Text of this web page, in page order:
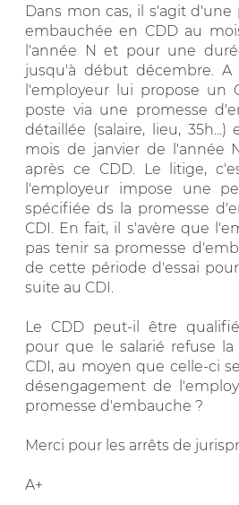
Dans mon cas, il s'agit
embauchée en CDD au
l'année N et pour une
jusqu'à début décembre.
l'employeur lui propose un
poste via une promesse
détaillée (salaire, lieu,
mois de janvier de l'année
après ce CDD. Le litige,
l'employeur impose une
spécifiée ds la promesse
CDI. En fait, il s'avère que
pas tenir sa promesse
de cette période d'essai
suite au CDI.
Le CDD peut-il être
pour que le salarié refuse
CDI, au moyen que celle-ci
désengagement de
promesse d'embauche ?
Merci pour les arrêts de
A+